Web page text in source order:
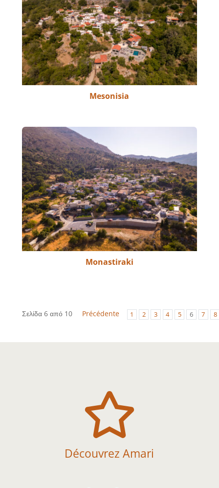
Mesonisia
Monastiraki
Σελίδα 6 από 10 Précédente 1 2 3 4 5 6 7 8

Découvrez Amari